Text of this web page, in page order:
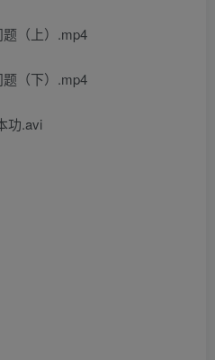
（上）.mp4
（下）.mp4
功.avi